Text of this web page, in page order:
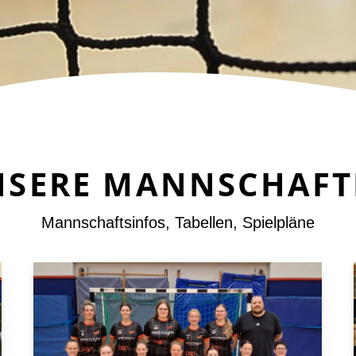
Mannschaftsinfos, Tabellen, Spielpläne